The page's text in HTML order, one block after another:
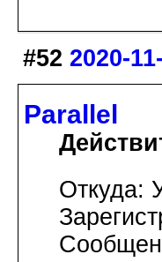
#52 2020-
Parallel
Откуда: